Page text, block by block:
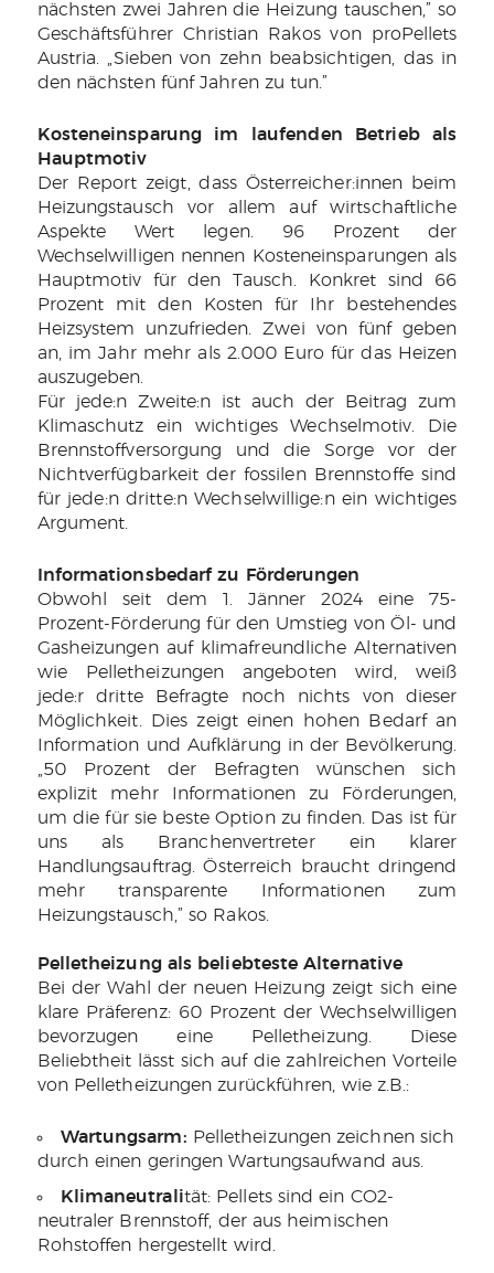
nächsten zwei Jahren die Heizung tauschen,” so
Geschäftsführer Christian Rakos von proPellets
Austria. „Sieben von zehn beabsichtigen, das in
den nächsten fünf Jahren zu tun.”
Kosteneinsparung im laufenden Betrieb als
Hauptmotiv
Der Report zeigt, dass Österreicher:innen beim
Heizungstausch vor allem auf wirtschaftliche
Aspekte Wert legen. 96 Prozent der
Wechselwilligen nennen Kosteneinsparungen als
Hauptmotiv für den Tausch. Konkret sind 66
Prozent mit den Kosten für Ihr bestehendes
Heizsystem unzufrieden. Zwei von fünf geben
an, im Jahr mehr als 2.000 Euro für das Heizen
auszugeben.
Für jede:n Zweite:n ist auch der Beitrag zum
Klimaschutz ein wichtiges Wechselmotiv. Die
Brennstoffversorgung und die Sorge vor der
Nichtverfügbarkeit der fossilen Brennstoffe sind
für jede:n dritte:n Wechselwillige:n ein wichtiges
Argument.
Informationsbedarf zu Förderungen
Obwohl seit dem 1. Jänner 2024 eine 75-
Prozent-Förderung für den Umstieg von Öl- und
Gasheizungen auf klimafreundliche Alternativen
wie Pelletheizungen angeboten wird, weiß
jede:r dritte Befragte noch nichts von dieser
Möglichkeit. Dies zeigt einen hohen Bedarf an
Information und Aufklärung in der Bevölkerung.
„50 Prozent der Befragten wünschen sich
explizit mehr Informationen zu Förderungen,
um die für sie beste Option zu finden. Das ist für
uns als Branchenvertreter ein klarer
Handlungsauftrag. Österreich braucht dringend
mehr transparente Informationen zum
Heizungstausch,” so Rakos.
Pelletheizung als beliebteste Alternative
Bei der Wahl der neuen Heizung zeigt sich eine
klare Präferenz: 60 Prozent der Wechselwilligen
bevorzugen eine Pelletheizung. Diese
Beliebtheit lässt sich auf die zahlreichen Vorteile
von Pelletheizungen zurückführen, wie z.B.:
Wartungsarm: Pelletheizungen zeichnen sich
durch einen geringen Wartungsaufwand aus.
Klimaneutralität: Pellets sind ein CO2-
neutraler Brennstoff, der aus heimischen
Rohstoffen hergestellt wird.